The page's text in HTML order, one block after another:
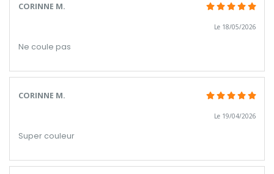
CORINNE M.
Le 18/05/2026
Ne coule pas
CORINNE M.
Le 19/04/2026
Super couleur